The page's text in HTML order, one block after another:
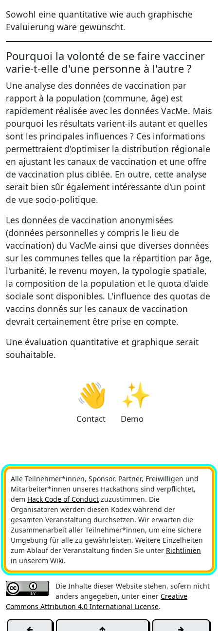
Sowohl eine quantitative wie auch graphische
Evaluierung wäre gewünscht.
Pourquoi la volonté de se faire vacciner
varie-t-elle d'une personne à l'autre ?
Une analyse des données de vaccination par
rapport à la population (commune, âge) est
rapidement réalisée avec les données VacMe. Mais
pourquoi les résultats varient-ils autant et quelles
sont les principales influences ? Ces informations
permettraient d'optimiser la distribution régionale
en ajustant les canaux de vaccination et une offre
de vaccination plus ciblée. En outre, cette analyse
serait bien sûr également intéressante d'un point
de vue socio-politique.
Les données de vaccination anonymisées
(données personnelles y compris le lieu de
vaccination) du VacMe ainsi que diverses données
sur les communes telles que la répartition par âge,
l'urbanité, le revenu moyen, la typologie spatiale,
la composition de la population et le quota d'aide
sociale sont disponibles. L'influence des quotas de
vaccins donnés sur les canaux de vaccination
devrait certainement être prise en compte.
Une évaluation quantitative et graphique serait
souhaitable.
👋
Contact
✨
Demo
Alle Teilnehmer*innen, Sponsor, Partner, Freiwilligen und
Mitarbeiter*innen unseres Hackathons sind verpflichtet,
dem Hack Code of Conduct zuzustimmen. Die
Organisatoren werden diesen Kodex während der
gesamten Veranstaltung durchsetzen. Wir erwarten die
Zusammenarbeit aller Teilnehmer*innen, um eine sichere
Umgebung für alle zu gewährleisten. Weitere Einzelheiten
zum Ablauf der Veranstaltung finden Sie unter Richtlinien
in unserem Wiki.
Die Inhalte dieser Website stehen, sofern nicht
anders angegeben, unter einer Creative
Commons Attribution 4.0 International License.